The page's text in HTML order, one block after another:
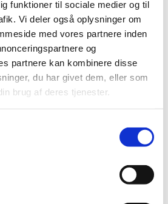
funktioner til sociale medier og til
Vi deler også oplysninger om
med vores partnere inden
og
partnere kan kombinere disse
du har givet dem, eller som
brug af deres tjenester.
for virksomheder,
i dag foretaget nogle mindre
som er relevant for …
miljøpåvirkningen fra
er der offentlig høring om,
når loppe- og